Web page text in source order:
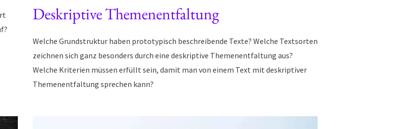
Deskriptive Themenentfaltung
Welche Grundstruktur haben prototypisch beschreibende Texte? Welche Textsorten
zeichnen sich ganz besonders durch eine deskriptive Themenentfaltung aus?
Welche Kriterien müssen erfüllt sein, damit man von einem Text mit deskriptiver
Themenentfaltung sprechen kann?